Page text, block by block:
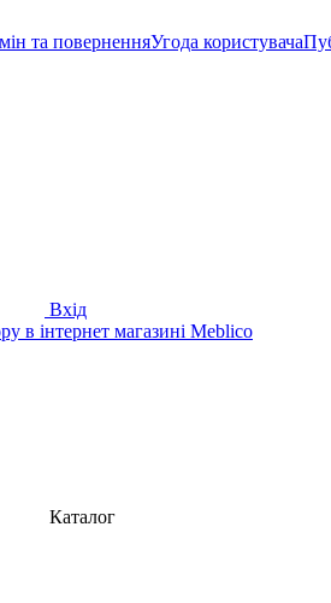
та поверненняУгода користувача
Вхід
Каталог